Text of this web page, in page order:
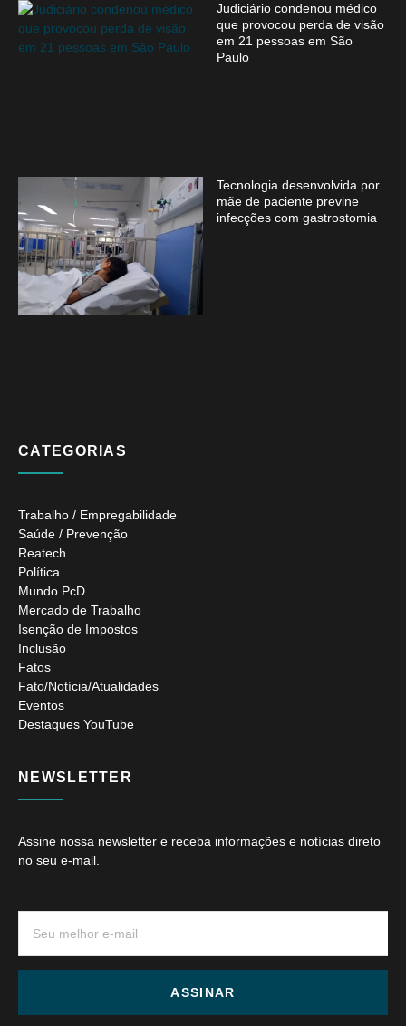
Judiciário condenou médico
que provocou perda de visão
em 21 pessoas em São
Paulo
Tecnologia desenvolvida por
mãe de paciente previne
infecções com gastrostomia
CATEGORIAS
Trabalho / Empregabilidade
Saúde / Prevenção
Reatech
Política
Mundo PcD
Mercado de Trabalho
Isenção de Impostos
Inclusão
Fatos
Fato/Notícia/Atualidades
Eventos
Destaques YouTube
NEWSLETTER
Assine nossa newsletter e receba informações e notícias direto
no seu e-mail.
ASSINAR